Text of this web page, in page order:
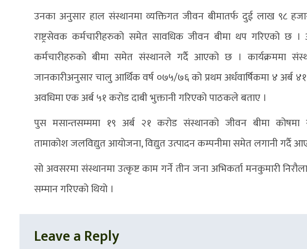
उनका अनुसार हाल संस्थानमा व्यक्तिगत जीवन बीमातर्फ दुई लाख ९८
राष्ट्रसेवक कर्मचारीहरुको समेत सावधिक जीवन बीमा थप गरिएको छ
कर्मचारीहरुको बीमा समेत संस्थानले गर्दै आएको छ । कार्यक्रममा
जानकारीअनुसार चालु आर्थिक वर्ष ०७५/७६ को प्रथम अर्धवार्षिकमा ४
अवधिमा एक अर्ब ५१ करोड दाबी भुक्तानी गरिएको पाठकले बताए ।
पुस मसान्तसम्ममा १९ अर्ब २१ करोड संस्थानको जीवन बीमा
तामाकोश जलविद्युत आयोजना, विद्युत उत्पादन कम्पनीमा समेत लगानी गर्दै
सो अवसरमा संस्थानमा उत्कृष्ट काम गर्ने तीन जना अभिकर्ता मनकुमारी
सम्मान गरिएको थियो ।
Leave a Reply